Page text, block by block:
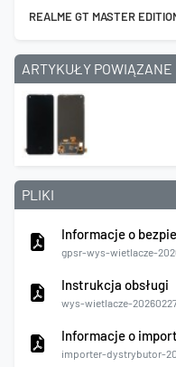
REALME GT MASTER
ARTYKUŁY POWIĄZANE
PLIKI
Informacje o
gpsr-wys-wietlacze-
Instrukcja obsługi
wys-wietlacze-
Informacje o
importer-dystrybutor-